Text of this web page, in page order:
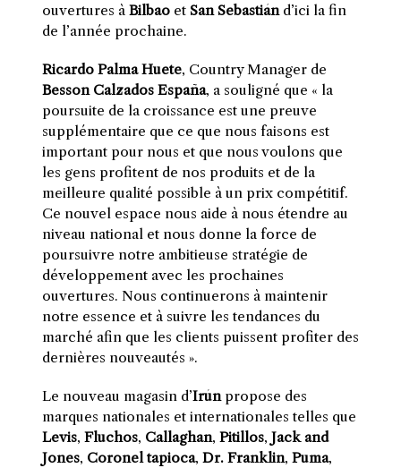
ouvertures à Bilbaoet San Sebastiánd’ici la fin
de l’année prochaine.
Ricardo Palma Huete, Country Manager de
Besson Calzados España, a souligné que « la
poursuite de la croissance est une preuve
supplémentaire que ce que nous faisons est
important pour nous et que nous voulons que
les gens profitent de nos produits et de la
meilleure qualité possible à un prix compétitif.
Ce nouvel espace nous aide à nous étendre au
niveau national et nous donne la force de
poursuivre notre ambitieuse stratégie de
développement avec les prochaines
ouvertures. Nous continuerons à maintenir
notre essence et à suivre les tendances du
marché afin que les clients puissent profiter des
dernières nouveautés ».
Le nouveau magasin d’Irúnpropose des
marques nationales et internationales telles que
Levis, Fluchos, Callaghan, Pitillos, Jack and
Jones, Coronel tapioca, Dr. Franklin, Puma,